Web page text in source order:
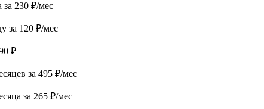
за 230 ₽/мес
за 120 ₽/мес
₽
за 495 ₽/мес
за 265 ₽/мес